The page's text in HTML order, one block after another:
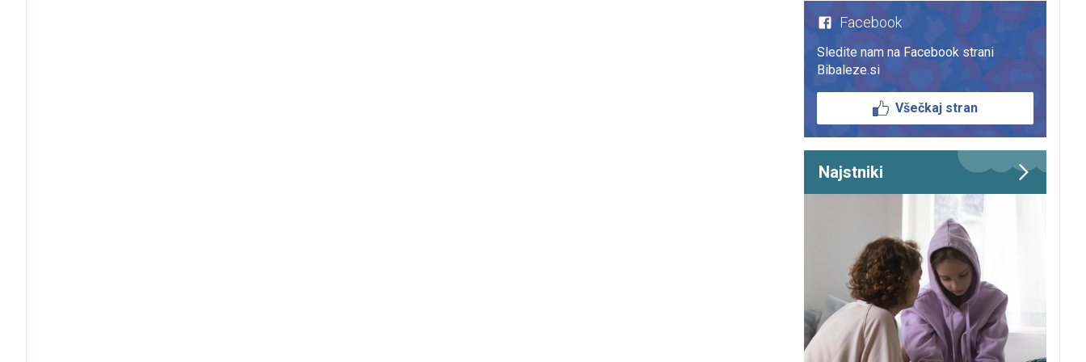
Facebook
Sledite nam na Facebook strani
Bibaleze.si
Všečkaj stran
Najstniki